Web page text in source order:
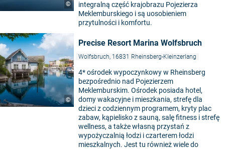
©
integralną część krajobrazu Pojezierza
Meklemburskiego i są uosobieniem
przytulności i komfortu.
©
Precise Resort Marina Wolfsbruch
Wolfsbruch, 16831 Rheinsberg-Kleinzerlang
4* ośrodek wypoczynkowy w Rheinsberg
bezpośrednio nad Pojezierzem
Meklemburskim. Ośrodek posiada hotel,
domy wakacyjne i mieszkania, strefę dla
dzieci z codziennym programem, kryty plac
zabaw, kąpielisko z sauną, salę fitness i strefę
wellness, a także własną przystań z
wypożyczalnią łodzi i czarterem łodzi
mieszkalnych. Jest tu również wiele do